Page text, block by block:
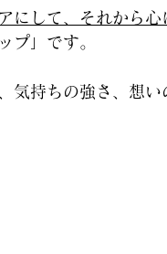
にして、それから
プ」です。
気持ちの強さ、想い